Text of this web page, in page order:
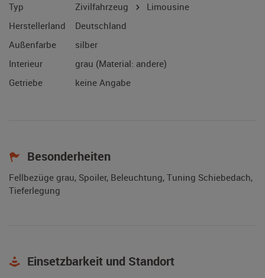
Typ
Zivilfahrzeug
Limousine
Herstellerland
Deutschland
Außenfarbe
silber
Interieur
grau (Material: andere)
Getriebe
keine Angabe
Besonderheiten
Fellbezüge grau, Spoiler, Beleuchtung, Tuning Schiebedach,
Tieferlegung
Einsetzbarkeit und Standort